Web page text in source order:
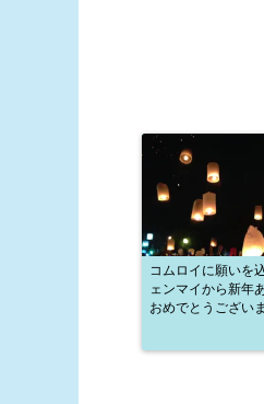
コムロイに願いを
ェンマイから新年
おめでとうござい